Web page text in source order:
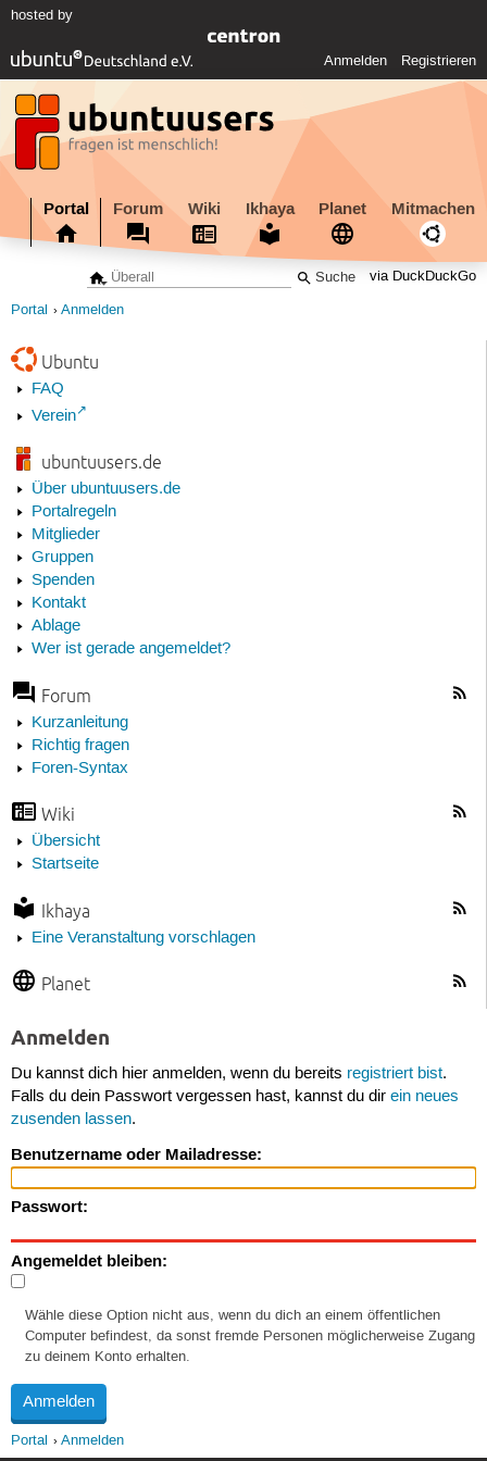
hosted by
Anmelden Registrieren
Portal Forum Wiki Ikhaya Planet Mitmachen
via DuckDuckGo
Portal Anmelden
Ubuntu
FAQ
Verein
ubuntuusers.de
Über ubuntuusers.de
Portalregeln
Mitglieder
Gruppen
Spenden
Kontakt
Ablage
Wer ist gerade angemeldet?
Forum
Kurzanleitung
Richtig fragen
Foren-Syntax
Wiki
Übersicht
Startseite
Ikhaya
Eine Veranstaltung vorschlagen
Planet
Anmelden
Du kannst dich hier anmelden, wenn du bereits registriert bist.
Falls du dein Passwort vergessen hast, kannst du dir ein neues
zusenden lassen.
Benutzername oder Mailadresse:
Passwort:
Angemeldet bleiben:
Wähle diese Option nicht aus, wenn du dich an einem öffentlichen
Computer befindest, da sonst fremde Personen möglicherweise Zugang
zu deinem Konto erhalten.
Portal Anmelden